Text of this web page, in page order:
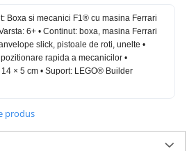
Boxa si mecanici F1® cu masina Ferrari
6+ • Continut: boxa, masina Ferrari
slick, pistoale de roti, unelte •
rapida a mecanicilor •
× 5 cm • Suport: LEGO® Builder
produs